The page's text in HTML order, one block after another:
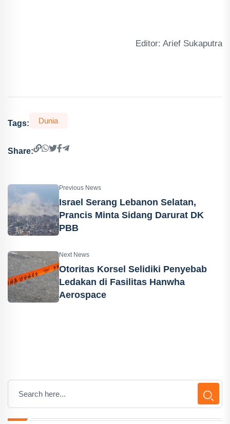
Editor: Arief Sukaputra
Tags: Dunia
Share:
Previous News
Israel Serang Lebanon Selatan,
Prancis Minta Sidang Darurat DK
PBB
Next News
Otoritas Korsel Selidiki Penyebab
Ledakan di Fasilitas Hanwha
Aerospace